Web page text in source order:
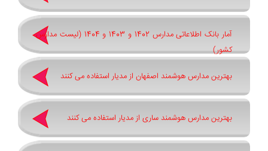
آمار بانک اطلاعاتی مدارس 1402 و 1403 و 1404 (لیست مدارس
کشور)
بهترین مدارس هوشمند اصفهان از مدیار استفاده می کنند
بهترین مدارس هوشمند ساری از مدیار استفاده می کنند